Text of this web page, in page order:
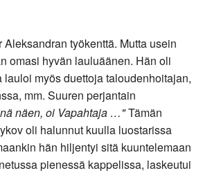
työkenttä. Mutta usein
omasi hyvän lauluäänen. Hän oli
lauloi myös duettoja taloudenhoitajan,
mm. Suuren perjantain
näen, oi Vapahtaja …"Tämän
oli halunnut kuulla luostarissa
hän hiljentyi sitä kuuntelemaan
pienessä kappelissa, laskeutui